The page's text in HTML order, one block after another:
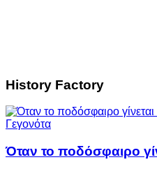
History Factory
Γεγονότα
Όταν το ποδόσφαιρο